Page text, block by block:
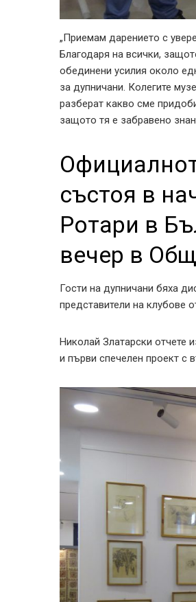
„Приемам дарението с
Благодаря на всички,
обединени усилия около
за дупничани. Колегите
разберат какво сме
защото тя е забравено
състоя в
Ротари в
вечер в
Гости на дупничани бяха
представители на клубове
Николай Златарски отчете
и първи спечелен проект с